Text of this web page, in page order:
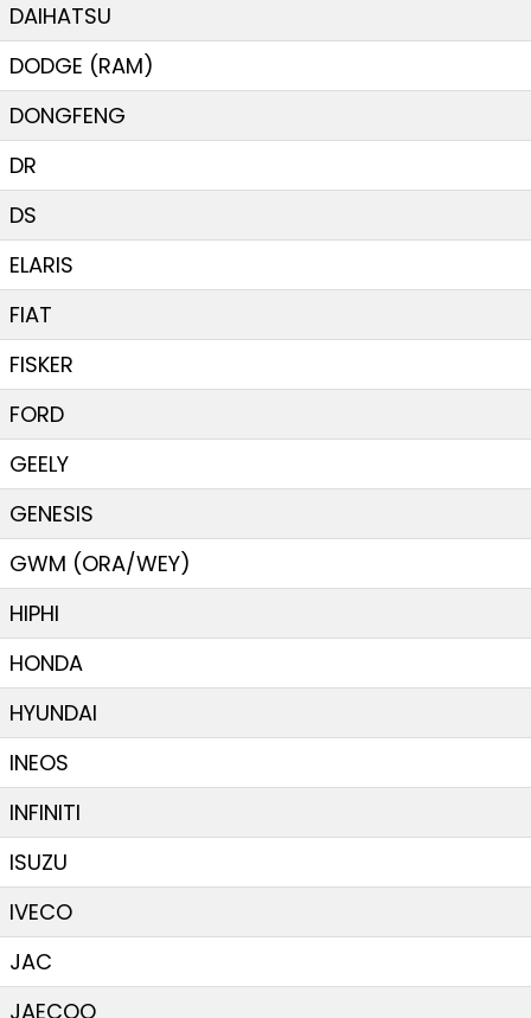
DAIHATSU
DODGE (RAM)
DONGFENG
DR
DS
ELARIS
FIAT
FISKER
FORD
GEELY
GENESIS
GWM (ORA/WEY)
HIPHI
HONDA
HYUNDAI
INEOS
INFINITI
ISUZU
IVECO
JAC
JAECOO